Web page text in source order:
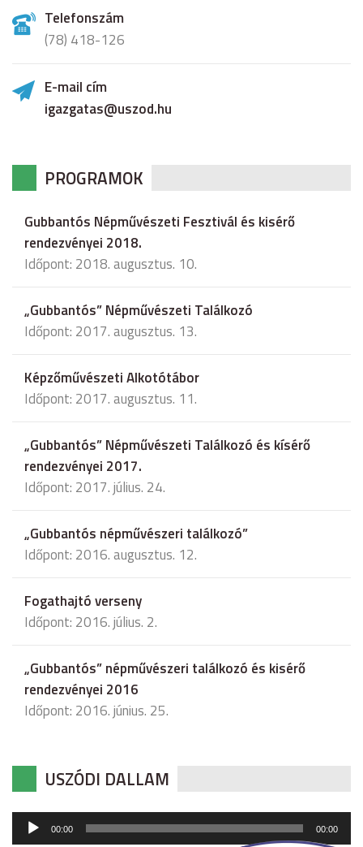
Telefonszám
(78) 418-126
E-mail cím
igazgatas@uszod.hu
PROGRAMOK
Gubbantós Népművészeti Fesztivál és kisérő
rendezvényei 2018.
Időpont: 2018. augusztus. 10.
„Gubbantós” Népművészeti Találkozó
Időpont: 2017. augusztus. 13.
Képzőművészeti Alkotótábor
Időpont: 2017. augusztus. 11.
„Gubbantós” Népművészeti Találkozó és kísérő
rendezvényei 2017.
Időpont: 2017. július. 24.
„Gubbantós népművészeri találkozó”
Időpont: 2016. augusztus. 12.
Fogathajtó verseny
Időpont: 2016. július. 2.
„Gubbantós” népművészeri találkozó és kisérő
rendezvényei 2016
Időpont: 2016. június. 25.
USZÓDI DALLAM
Audió
00:00 00:00